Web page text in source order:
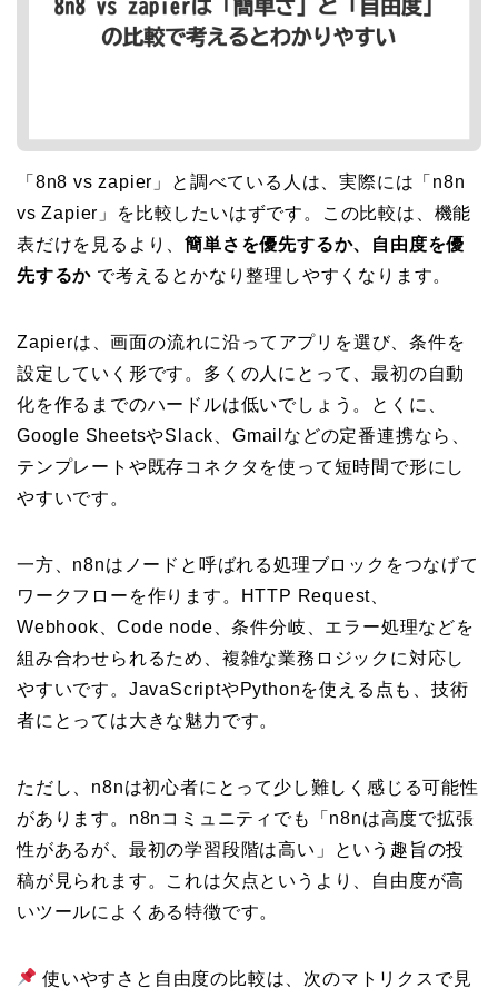
「8n8 vs zapier」と調べている人は、実際には「n8n
vs Zapier」を比較したいはずです。この比較は、機能
表だけを見るより、簡単さを優先するか、自由度を優
先するか で考えるとかなり整理しやすくなります。
Zapierは、画面の流れに沿ってアプリを選び、条件を
設定していく形です。多くの人にとって、最初の自動
化を作るまでのハードルは低いでしょう。とくに、
Google SheetsやSlack、Gmailなどの定番連携なら、
テンプレートや既存コネクタを使って短時間で形にし
やすいです。
一方、n8nはノードと呼ばれる処理ブロックをつなげて
ワークフローを作ります。HTTP Request、
Webhook、Code node、条件分岐、エラー処理などを
組み合わせられるため、複雑な業務ロジックに対応し
やすいです。JavaScriptやPythonを使える点も、技術
者にとっては大きな魅力です。
ただし、n8nは初心者にとって少し難しく感じる可能性
があります。n8nコミュニティでも「n8nは高度で拡張
性があるが、最初の学習段階は高い」という趣旨の投
稿が見られます。これは欠点というより、自由度が高
いツールによくある特徴です。
使いやすさと自由度の比較は、次のマトリクスで見